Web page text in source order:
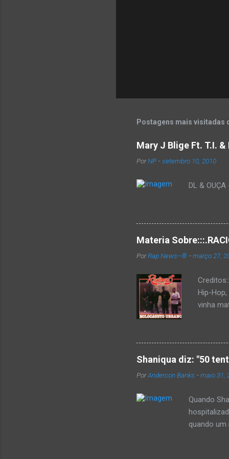
Postagens mais visitadas
Mary J Blige Ft. T.I. &
PorNP -setembro 10, 2010
DL &
Materia
PorRap News--® -março 27,
Hip-
vinha
Como
rica
Cultura
Shaniqua diz: "50
PorAnderson Banks -maio 31,
Quando
quando
50 cent